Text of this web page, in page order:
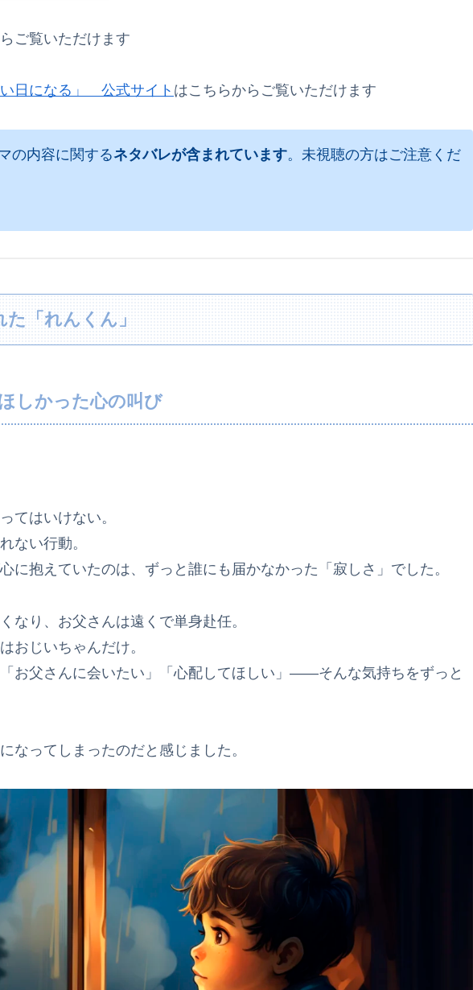
ご覧いただけます
い日になる」 公式サイト はこちらからご覧いただけます
の内容に関するネタバレが含まれています。未視聴の方はご注意くだ
「れんくん」
しかった心の叫び
てはいけない。
ない行動。
に抱えていたのは、ずっと誰にも届かなかった「寂しさ」でした。
なり、お父さんは遠くで単身赴任。
おじいちゃんだけ。
お父さんに会いたい」「心配してほしい」――そんな気持ちをずっと
なってしまったのだと感じました。